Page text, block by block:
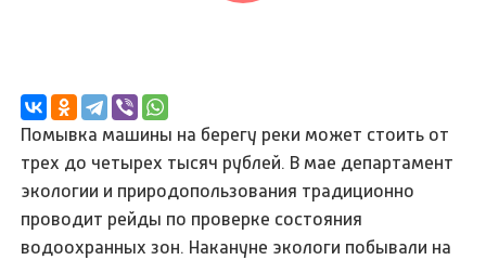
Помывка машины на берегу реки может стоить от
трех до четырех тысяч рублей. В мае департамент
экологии и природопользования традиционно
проводит рейды по проверке состояния
водоохранных зон. Накануне экологи побывали на